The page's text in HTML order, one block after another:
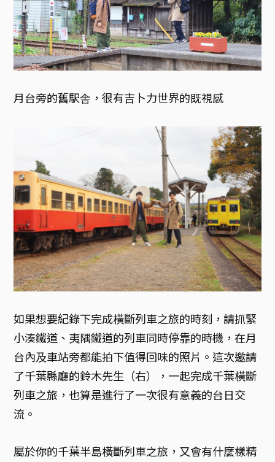
月台旁的舊駅舎，很有吉卜力世界的既視感
如果想要紀錄下完成橫斷列車之旅的時刻，請抓緊
小湊鐵道、夷隅鐵道的列車同時停靠的時機，在月
台內及車站旁都能拍下值得回味的照片。這次邀請
了千葉縣廳的鈴木先生（右），一起完成千葉橫斷
列車之旅，也算是進行了一次很有意義的台日交
流。
屬於你的千葉半島橫斷列車之旅，又會有什麼樣精